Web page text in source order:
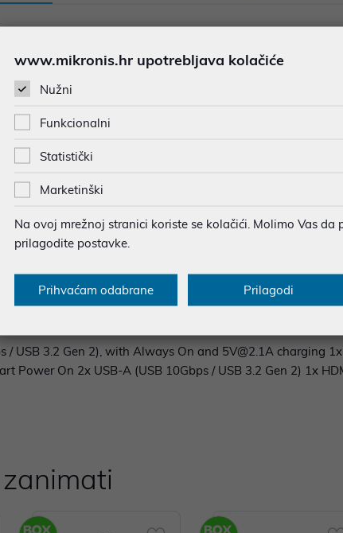
(4P + 4E) / 12T, P-core 2.2 / 4.8GHz, E-core 1.6 / 3.6GHz,
Graphics
DDR5-5600
4.0x4 NVMe® Opal 2.0
feet)
x 1.36 inches)
lbs)
RTL8922AE, 802.11be 2x2 + BT5.4
ne
/ USB 3.2 Gen 2), with Always On and 5V@2.1A charging
Power On 2x USB-A (USB 10Gbps / USB 3.2 Gen 2) 1x
www.mikronis.hr upotrebljava kolačiće
Nužni
Funkcionalni
Statistički
Marketinški
Na ovoj mrežnoj stranici koriste se kolačići. Molimo Vas da
prilagodite postavke.
Prihvaćam odabrane Prilagodi